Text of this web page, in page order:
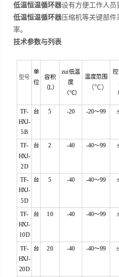
低温恒温循环器设有方便工作人员
低温恒温循环器压缩机等关键部
率。
技术参数与列表
型号
单
位
容积
（L）
zui低温
度
（℃）
温度范围
（℃）
TF-
HXJ-
5B
台 5 -20 -20～99
TF-
HXJ-
2D
台 2 -40 -40～99
TF-
HXJ-
5D
台 5 -40 -40～99
TF-
HXJ-
10D
台 10 -40 -40～99
TF-
HXJ-
20D
台 20 -40 -40～99